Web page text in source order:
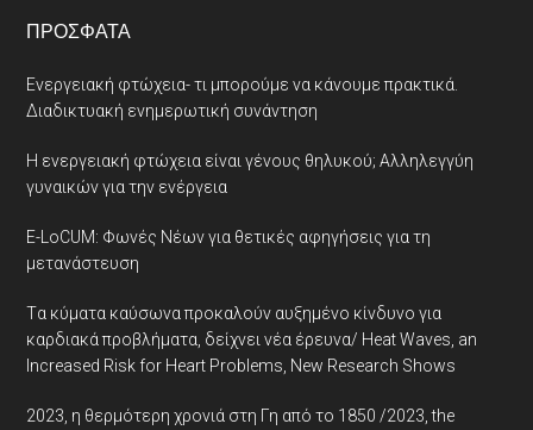
ΠΡΌΣΦΑΤΑ
Ενεργειακή φτώχεια- τι μπορούμε να κάνουμε πρακτικά.
Διαδικτυακή ενημερωτική συνάντηση
Η ενεργειακή φτώχεια είναι γένους θηλυκού; Αλληλεγγύη
γυναικών για την ενέργεια
E-LoCUM: Φωνές Νέων για θετικές αφηγήσεις για τη
μετανάστευση
Tα κύματα καύσωνα προκαλούν αυξημένο κίνδυνο για
καρδιακά προβλήματα, δείχνει νέα έρευνα/ Heat Waves, an
Increased Risk for Heart Problems, New Research Shows
2023, η θερμότερη χρονιά στη Γη από το 1850 /2023, the